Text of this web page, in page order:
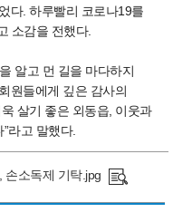
다. 하루빨리 코로나19를
소감을 전했다.
알고 먼 길을 마다하지
원들에게 깊은 감사의
살기 좋은 외동읍, 이웃과
라고 말했다.
손소독제 기탁.jpg